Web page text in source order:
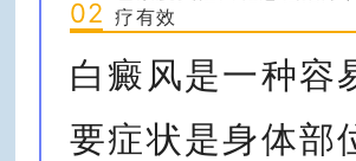
02 疗有效
白癜风是一种容
要症状是身体部